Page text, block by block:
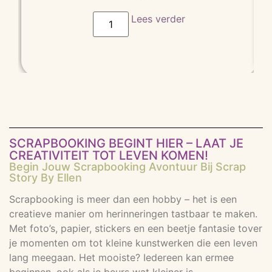
waarderin
Lees verder
SCRAPBOOKING BEGINT HIER – LAAT JE
CREATIVITEIT TOT LEVEN KOMEN!
Begin Jouw Scrapbooking Avontuur Bij Scrap
Story By Ellen
Scrapbooking is meer dan een hobby – het is een
creatieve manier om herinneringen tastbaar te maken.
Met foto’s, papier, stickers en een beetje fantasie tover
je momenten om tot kleine kunstwerken die een leven
lang meegaan. Het mooiste? Iedereen kan ermee